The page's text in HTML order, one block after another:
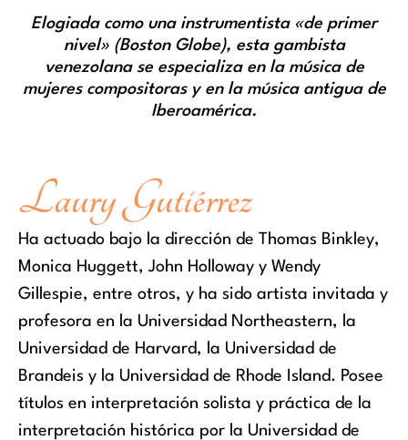
Elogiada como una instrumentista «de primer
nivel» (Boston Globe), esta gambista
venezolana se especializa en la música de
mujeres compositoras y en la música antigua de
Iberoamérica.
Laury Gutiérrez
Ha actuado bajo la dirección de Thomas Binkley,
Monica Huggett, John Holloway y Wendy
Gillespie, entre otros, y ha sido artista invitada y
profesora en la Universidad Northeastern, la
Universidad de Harvard, la Universidad de
Brandeis y la Universidad de Rhode Island. Posee
títulos en interpretación solista y práctica de la
interpretación histórica por la Universidad de